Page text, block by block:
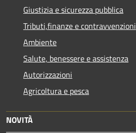
Giustizia e sicurezza pubblica
Tributi,finanze e contravvenzioni
Ambiente
Salute, benessere e assistenza
Autorizzazioni
Agricoltura e pesca
NOVITÀ